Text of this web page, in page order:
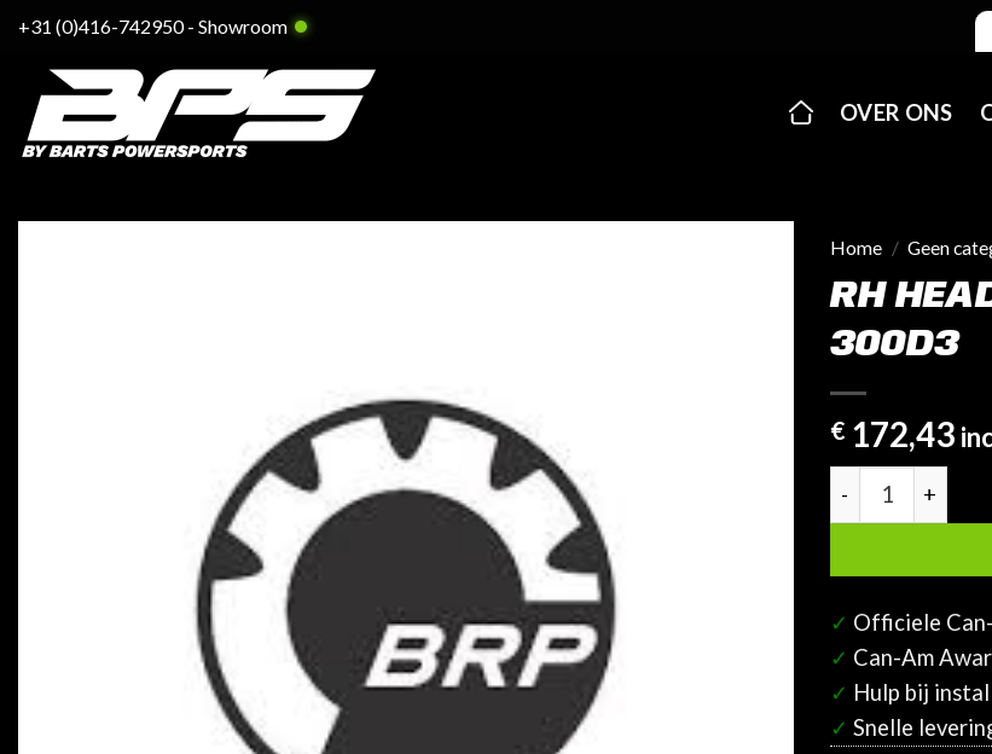
inhoud
+31 (0)416-742950- Showroom
OVER ONS
Home / Geen
RH
300D3
€ 172,43
RH Headlight |
✓ Officiele
✓ Can-Am
✓ Hulp bij
✓ Snelle